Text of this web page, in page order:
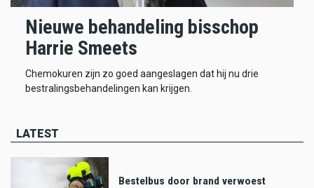
Nieuwe behandeling bisschop
Harrie Smeets
Chemokuren zijn zo goed aangeslagen dat hij nu drie
bestralingsbehandelingen kan krijgen.
LATEST
Bestelbus door brand verwoest